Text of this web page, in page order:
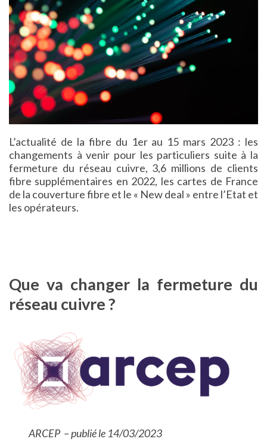
L’actualité de la fibre du 1er au 15 mars 2023 : les
changements à venir pour les particuliers suite à la
fermeture du réseau cuivre, 3,6 millions de clients
fibre supplémentaires en 2022, les cartes de France
de la couverture fibre et le « New deal » entre l’Etat et
les opérateurs.
Que va changer la fermeture du
réseau cuivre ?
ARCEP – publié le 14/03/2023